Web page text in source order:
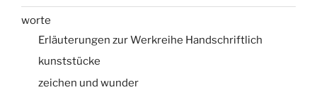
worte
Erläuterungen zur Werkreihe Handschriftlich
kunststücke
zeichen und wunder